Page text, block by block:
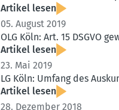
Artikel lesen
05. August 2019
OLG Köln: Art. 15 DSGVO
Artikel lesen
23. Mai 2019
LG Köln: Umfang des
Artikel lesen
28. Dezember 2018